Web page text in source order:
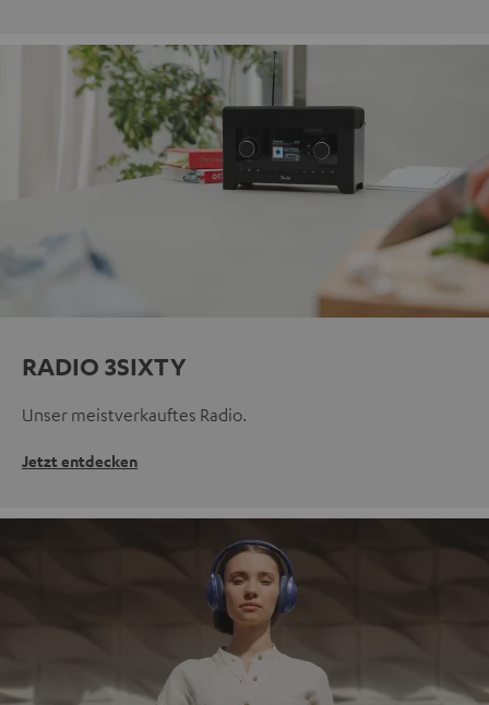
RADIO 3SIXTY
Unser meistverkauftes Radio.
Jetzt entdecken